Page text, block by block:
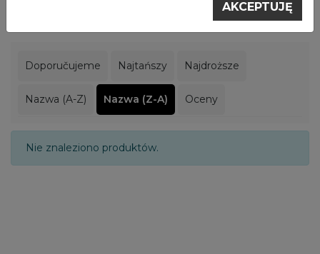
Doporučujeme Najtańszy Najdroższe
Nazwa (A-Z) Nazwa (Z-A) Oceny
Nie znaleziono produktów.
AKCEPTUJĘ